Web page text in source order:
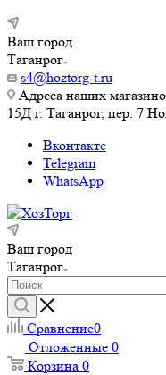
Ваш город
Таганрог
s4@hoztorg-t.ru
Адреса наших
15Д г. Таганрог, пер. 7
Вконтакте
Telegram
WhatsApp
Ваш город
Таганрог
Сравнение0
Отложенные 0
Корзина 0